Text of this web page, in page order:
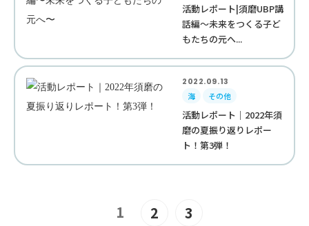
活動レポート|須磨UBP講
話編〜未来をつくる子ど
もたちの元へ...
2022.09.13
海
その他
活動レポート｜2022年須
磨の夏振り返りレポー
ト！第3弾！
1 2 3